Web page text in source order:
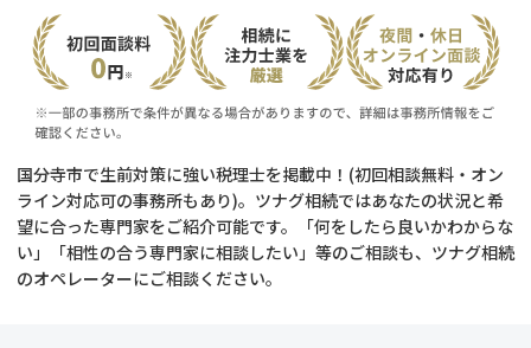
相談内容で探す
相続登記
遺留分侵害額請求
コラム
相続手続き
国分寺市で生前対策に強い税理士を掲載中！(初回相談無料・オン
ライン対応可の事務所もあり)。ツナグ相続ではあなたの状況と希
望に合った専門家をご紹介可能です。「何をしたら良いかわからな
い」「相性の合う専門家に相談したい」等のご相談も、ツナグ相続
のオペレーターにご相談ください。